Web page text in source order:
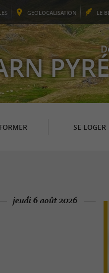
GEOLOCALISATION LE
SE LOGER
jeudi 6 août 2026